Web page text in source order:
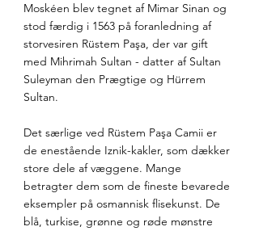
Moskéen blev tegnet af Mimar Sinan og
stod færdig i 1563 på foranledning af
storvesiren Rüstem Paşa, der var gift
med Mihrimah Sultan - datter af Sultan
Suleyman den Prægtige og Hürrem
Sultan.
Det særlige ved Rüstem Paşa Camii er
de enestående Iznik-kakler, som dækker
store dele af væggene. Mange
betragter dem som de fineste bevarede
eksempler på osmannisk flisekunst. De
blå, turkise, grønne og røde mønstre